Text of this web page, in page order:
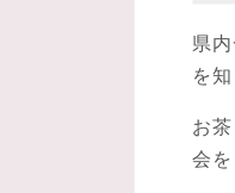
県
を
お
会を